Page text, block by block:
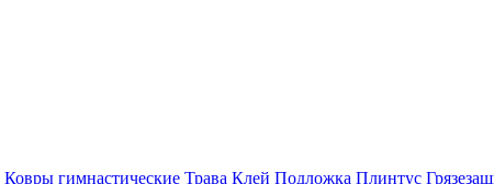
Ковры гимнастические Трава Клей Подложка Плинтус